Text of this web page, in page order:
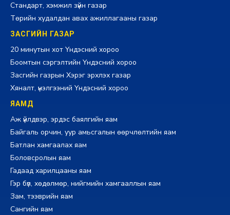
Стандарт, хэмжил зүйн газар
Төрийн худалдан авах ажиллагааны газар
ЗАСГИЙН ГАЗАР
20 минутын хот Үндэсний хороо
Боомтын сэргэлтийн Үндэсний хороо
Засгийн газрын Хэрэг эрхлэх газар
Хяналт, үнэлгээний Үндэсний хороо
ЯАМД
Аж үйлдвэр, эрдэс баялгийн яам
Байгаль орчин, уур амьсгалын өөрчлөлтийн яам
Батлан хамгаалах яам
Боловсролын яам
Гадаад харилцааны яам
Гэр бүл, хөдөлмөр, нийгмийн хамгааллын яам
Зам, тээврийн яам
Сангийн яам